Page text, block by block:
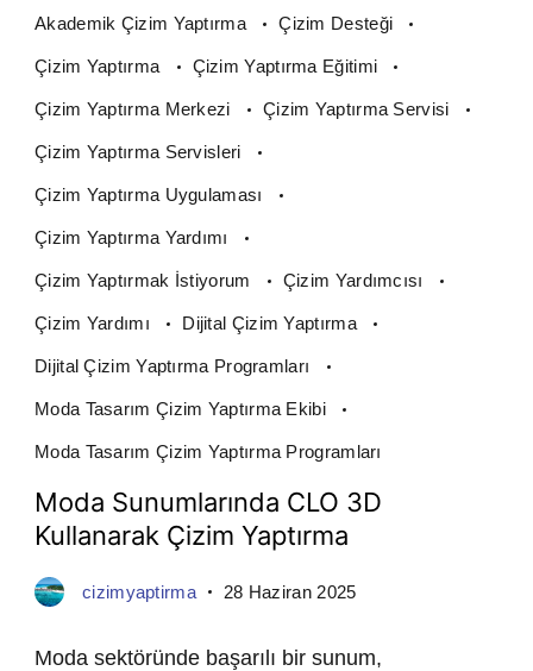
Akademik Çizim Yaptırma Çizim Desteği
Çizim Yaptırma Çizim Yaptırma Eğitimi
Çizim Yaptırma Merkezi Çizim Yaptırma Servisi
Çizim Yaptırma Servisleri
Çizim Yaptırma Uygulaması
Çizim Yaptırma Yardımı
Çizim Yaptırmak İstiyorum Çizim Yardımcısı
Çizim Yardımı Dijital Çizim Yaptırma
Dijital Çizim Yaptırma Programları
Moda Tasarım Çizim Yaptırma Ekibi
Moda Tasarım Çizim Yaptırma Programları
Moda Sunumlarında CLO 3D
Kullanarak Çizim Yaptırma
cizimyaptirma 28 Haziran 2025
Moda sektöründe başarılı bir sunum,